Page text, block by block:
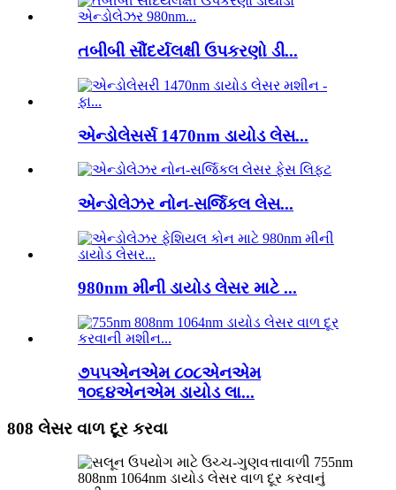
તબીબી સૌંદર્યલક્ષી ઉપકરણો ડી...
એન્ડોલેસર્સ 1470nm ડાયોડ લેસ...
એન્ડોલેઝર નોન-સર્જિકલ લેસ...
980nm મીની ડાયોડ લેસર માટે ...
૭૫૫એનએમ ૮૦૮એનએમ
૧૦૬૪એનએમ ડાયોડ લા...
808 લેસર વાળ દૂર કરવા